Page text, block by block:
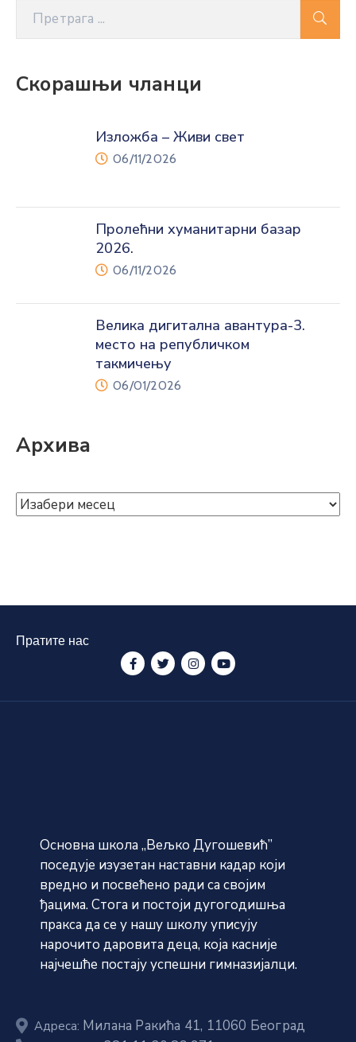
Скорашњи чланци
Изложба – Живи свет
06/11/2026
Пролећни хуманитарни базар
2026.
06/11/2026
Велика дигитална авантура-3.
место на републичком
такмичењу
06/01/2026
Архива
Пратите нас
Основна школа „Вељко Дугошевић”
поседује изузетан наставни кадар који
вредно и посвећено ради са својим
ђацима. Стога и постоји дугогодишња
пракса да се у нашу школу уписују
нарочито даровита деца, која касније
најчешће постају успешни гимназијалци.
Адреса: Милана Ракића 41, 11060 Београд